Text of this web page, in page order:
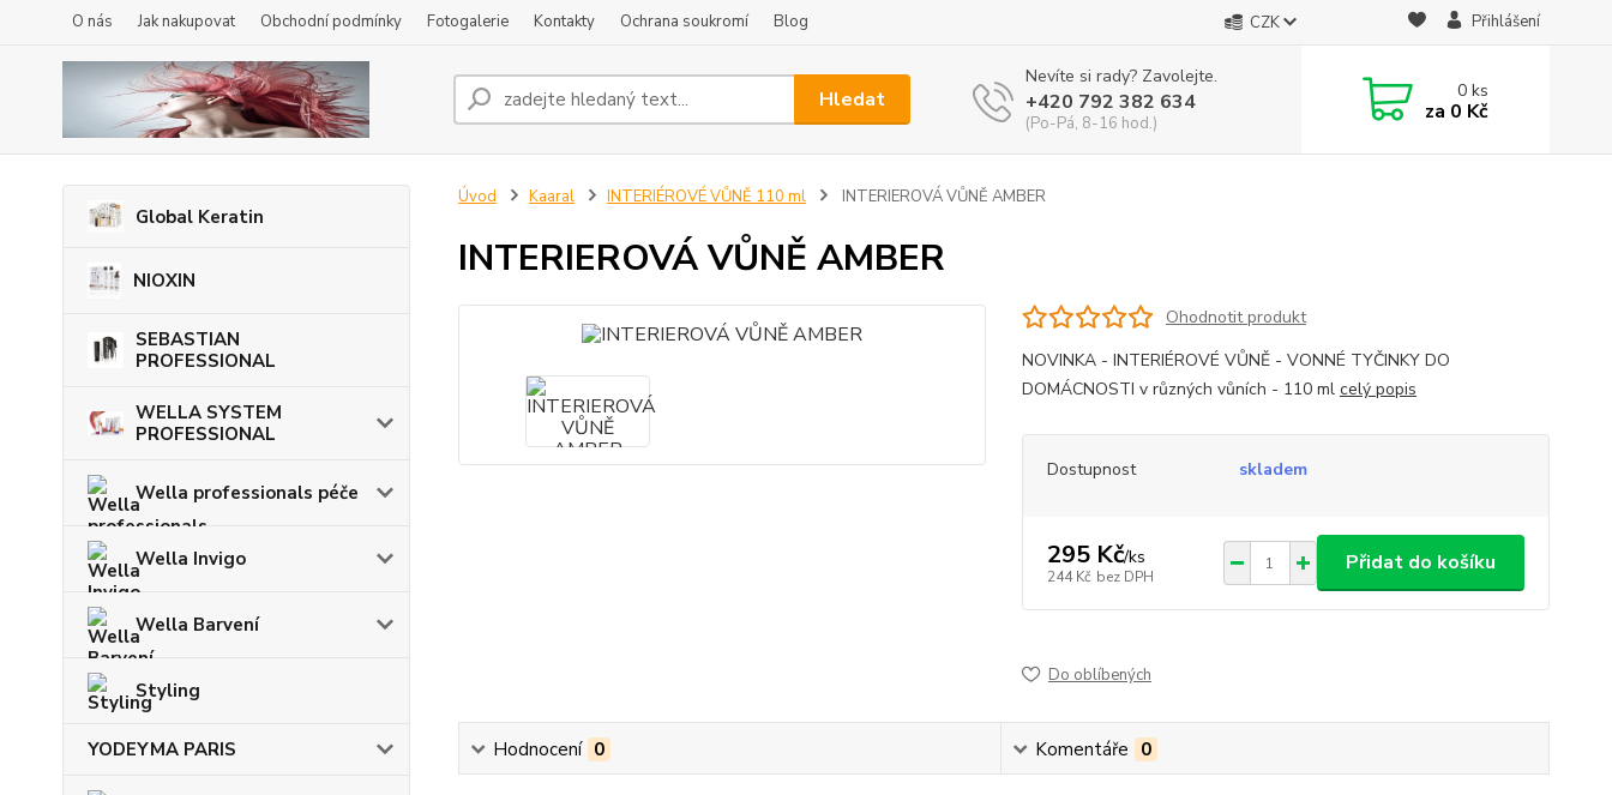
O nás Jak nakupovat Obchodní podmínky Fotogalerie Kontakty Ochrana soukromí Blog CZK Přihlášení
Hledat
Nevíte si rady? Zavolejte.
+420 792 382 634
(Po-Pá, 8-16 hod.)
0ks
za 0 Kč
Global Keratin
NIOXIN
SEBASTIAN
PROFESSIONAL
WELLA SYSTEM
PROFESSIONAL
Wella professionals péče
Wella Invigo
Wella Barvení
Styling
YODEYMA PARIS
Úvod Kaaral INTERIÉROVÉ VŮNĚ 110 ml INTERIEROVÁ VŮNĚ AMBER
INTERIEROVÁ VŮNĚ AMBER
Ohodnotit produkt
NOVINKA - INTERIÉROVÉ VŮNĚ - VONNÉ TYČINKY DO
DOMÁCNOSTI v různých vůních - 110 ml celý popis
Dostupnost skladem
295 Kč/ks
244 Kč bez DPH
Přidat do košíku
Do oblíbených
Hodnocení 0 Komentáře 0